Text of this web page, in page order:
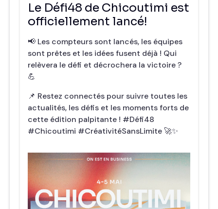
Le Défi48 de Chicoutimi est
officiellement lancé!
📢 Les compteurs sont lancés, les équipes
sont prêtes et les idées fusent déjà ! Qui
relèvera le défi et décrochera la victoire ?
💪
📌 Restez connectés pour suivre toutes les
actualités, les défis et les moments forts de
cette édition palpitante ! #Défi48
#Chicoutimi #CréativitéSansLimite 🚀✨